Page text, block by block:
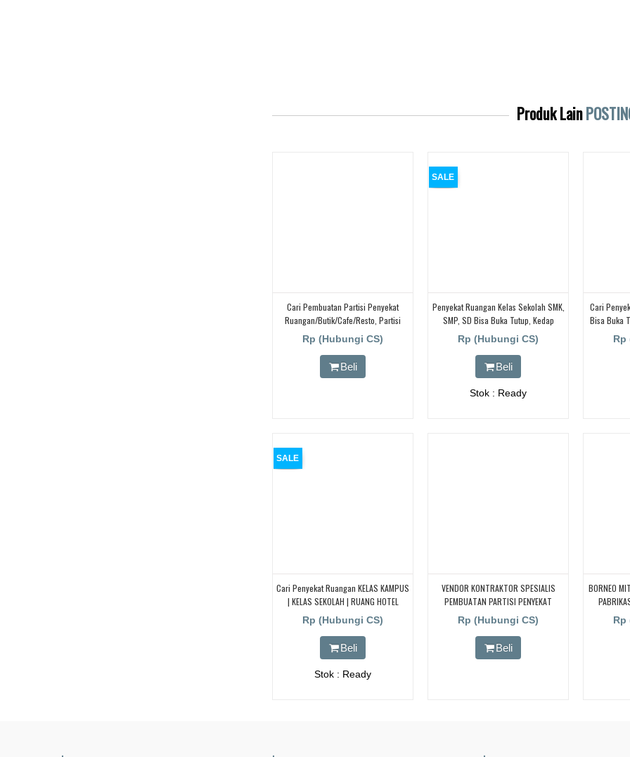
Produk Lain
Cari Pembuatan Partisi Penyekat
Ruangan/butik/cafe/resto, Partisi
Meeting Room, Hotel
Rp (Hubungi CS)
Beli
SALE
Penyekat Ruangan Kelas Sekolah SMK,
SMP, SD Bisa Buka Tutup, Kedap
SUARA! UNTUK HOTEL | UNTUK RUANG
KELAS KAMPUS | KELAS SEKOLAH Di
BANDUNG, JAKARTA, BEKASI,
TANGERANG
Rp (Hubungi CS)
Beli
Stok : Ready
Cari
Bisa Buka
Rp
SALE
Cari Penyekat Ruangan KELAS KAMPUS
| KELAS SEKOLAH | RUANG HOTEL
Miting, Rapat, Galery, Pabrik
Rp (Hubungi CS)
Beli
Stok : Ready
VENDOR KONTRAKTOR SPESIALIS
PEMBUATAN PARTISI PENYEKAT
RUANGAN KELAS KAMPUS/SEKOLAH
KEDAP/REDAM SUARA UNTUK
UNIVERSITAS/SEKOLAH DI, Garut,
Sumedang, Kuningan, CIanjur,
Rp (Hubungi CS)
Beli
BORNEO
REDAMRp
. . .